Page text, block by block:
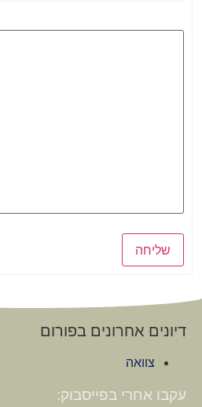
שליחה
דיונים אחרונים בפורום
צוואה
עקבו אחרי בפייסבוק: